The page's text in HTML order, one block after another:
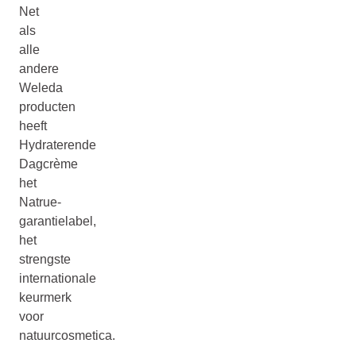
Net
als
alle
andere
Weleda
producten
heeft
Hydraterende
Dagcrème
het
Natrue-
garantielabel,
het
strengste
internationale
keurmerk
voor
natuurcosmetica.